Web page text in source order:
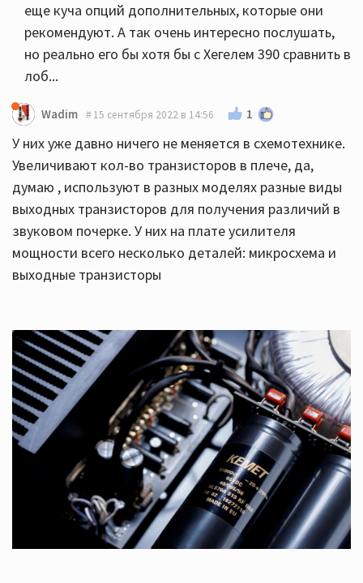
еще куча опций дополнительных, которые они
рекомендуют. А так очень интересно послушать,
но реально его бы хотя бы с Хегелем 390 сравнить в
лоб...
Wadim 15 сентября 2022 в 14:56 1
У них уже давно ничего не меняется в схемотехнике.
Увеличивают кол-во транзисторов в плече, да,
думаю , используют в разных моделях разные виды
выходных транзисторов для получения различий в
звуковом почерке. У них на плате усилителя
мощности всего несколько деталей: микросхема и
выходные транзисторы